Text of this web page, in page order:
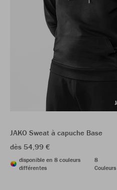
JAKO Sweat à capuche Base
dès 54,99 €
disponible en 8 couleurs
différentes
8
Couleurs